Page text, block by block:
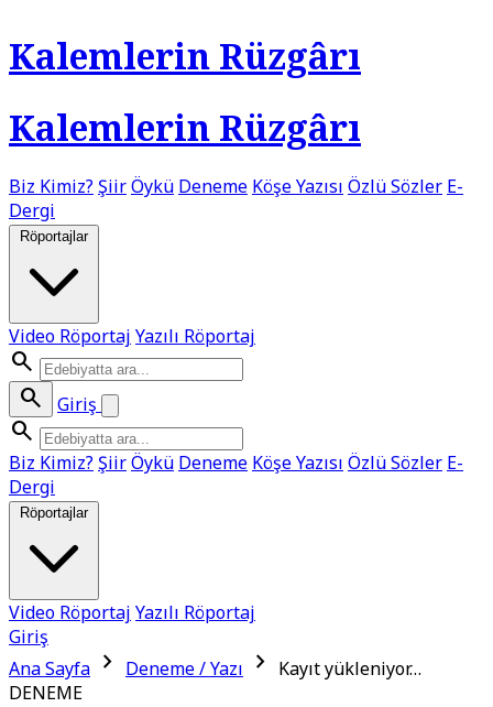
Kalemlerin Rüzgârı
Kalemlerin Rüzgârı
Biz Kimiz? ŞiirÖykü Deneme Köşe Yazısı Özlü Sözler E-
Dergi
Röportajlar
Video Röportaj Yazılı Röportaj
search
search
Giriş
search
Biz Kimiz? ŞiirÖykü Deneme Köşe Yazısı Özlü Sözler E-
Dergi
Röportajlar
Video Röportaj Yazılı Röportaj
Giriş
Ana Sayfa chevron_right Deneme / Yazı chevron_right Kayıt yükleniyor…
DENEME